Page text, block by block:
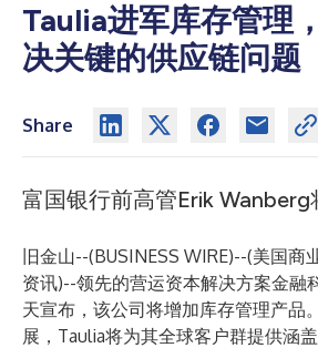
Taulia进军库存管理
决关键的供应链问题
Share
富国银行前高管Erik
旧金山--(BUSINESS WIRE)--(美国商
资讯)--领先的营运资本解决方案金融
天宣布，该公司将增加库存管理产品
展，Taulia将为其全球客户群提供涵